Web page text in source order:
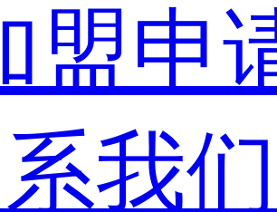
盟申
我们